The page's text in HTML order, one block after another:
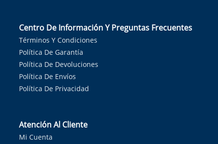
Centro De Información Y Preguntas Frecuentes
Términos Y Condiciones
Política De Garantía
Política De Devoluciones
Política De Envíos
Política De Privacidad
Atención Al Cliente
Mi Cuenta